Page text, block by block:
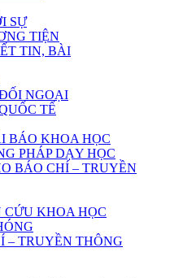
SỰ
TIỆN
TIN, BÀI
NGOẠI
TẾ
BÁO KHOA HỌC
PHÁP DẠY HỌC
BÁO CHÍ – TRUYỀN
CỨU KHOA HỌC
– TRUYỀN THÔNG